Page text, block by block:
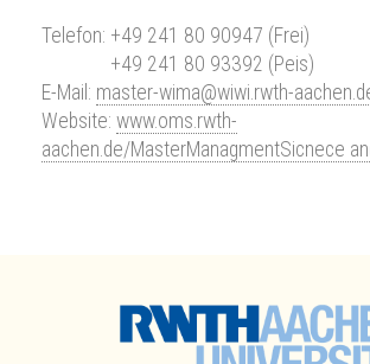
Telefon: +49 241 80 90947 (Frei)
+49 241 80 93392 (Peis)
E-Mail: master-wima@wiwi.rwth-
Website: www.oms.rwth-
aachen.de/MasterManagmentSicnece